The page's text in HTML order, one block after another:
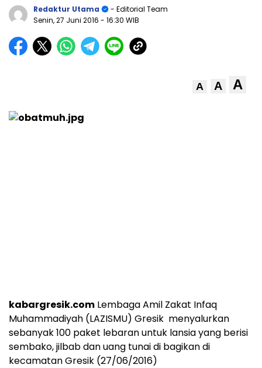
Redaktur Utama
- Editorial Team
Senin, 27 Juni 2016 - 16:30 WIB
A A A
kabargresik.com Lembaga Amil Zakat Infaq
Muhammadiyah (LAZISMU) Gresik menyalurkan
sebanyak 100 paket lebaran untuk lansia yang berisi
sembako, jilbab dan uang tunai di bagikan di
kecamatan Gresik (27/06/2016)